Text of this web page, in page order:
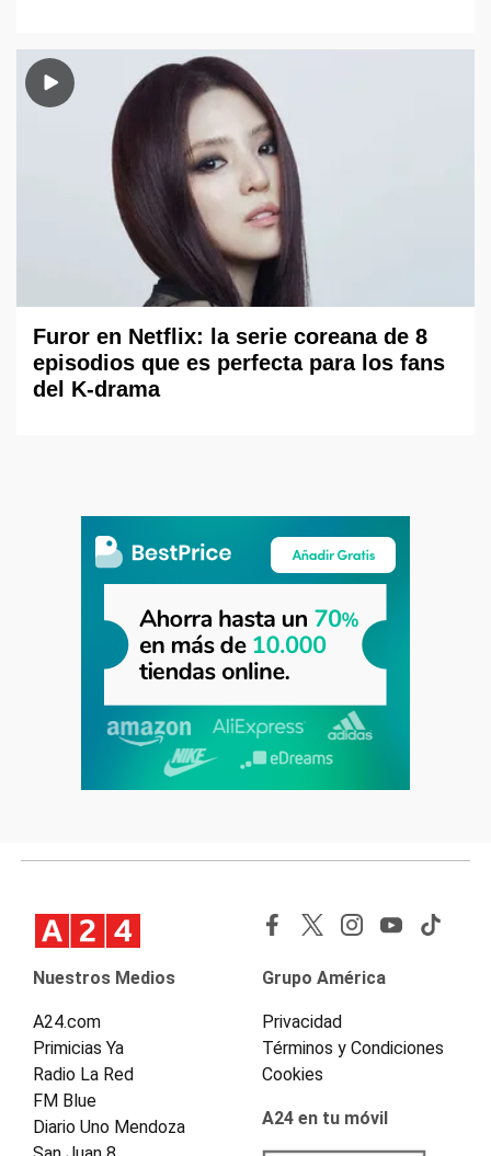
Furor en Netflix: la serie coreana de 8
episodios que es perfecta para los fans
del K-drama
Nuestros Medios
A24.com
Primicias Ya
Radio La Red
FM Blue
Diario Uno Mendoza
Grupo América
Privacidad
Términos y Condiciones
Cookies
A24 en tu móvil